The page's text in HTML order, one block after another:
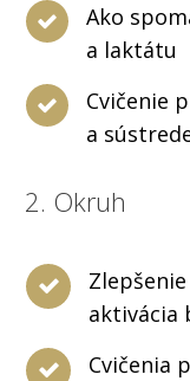
Ako
a laktátu
Cvičenie
a
2. Okruh
aktivácia
Cvičenia